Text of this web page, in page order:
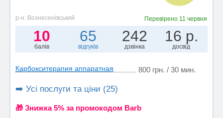
р-н. Вознесенівський Перевірено 11 червня
10
балів
65
відгуків
242
дзвінка
16 р.
досвід
Карбокситерапия аппаратная 800 грн. / 30 мин.
➡️ Усі послуги та ціни (25)
🎁 Знижка 5% за промокодом Barb